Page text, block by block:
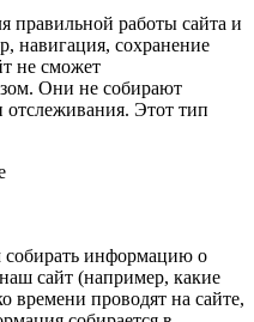
правильной работы сайта и
навигация, сохранение
не сможет
Они не собирают
Этот тип
информацию о
сайт (например, какие
времени проводят на сайте,